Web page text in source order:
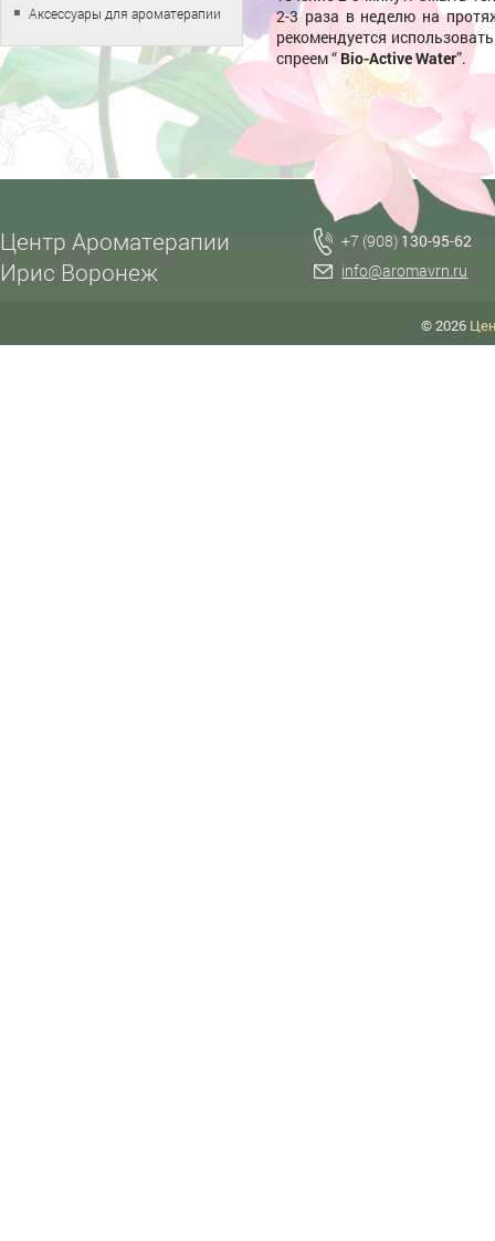
2-3 раза в неделю на
рекомендуется
спреем “ Bio-Active Water”.
Аксессуары для ароматерапии
Центр Ароматерапии
Ирис Воронеж
+7 (908) 130-95-62
info@aromavrn.ru
© 2026